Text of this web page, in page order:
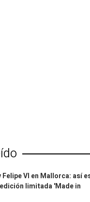
Felipe VI en Mallorca: así
limitada 'Made in